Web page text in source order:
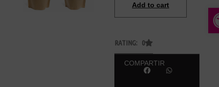
Add to cart
RATING: 0
COMPARTIR